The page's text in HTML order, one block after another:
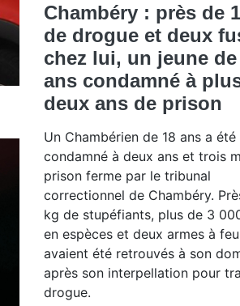
Chambéry : près de
de drogue et deux
chez lui, un jeune de
ans condamné à
deux ans de prison
Un Chambérien de 18 ans a été
condamné à deux ans et trois
prison ferme par le tribunal
correctionnel de Chambéry.
kg de stupéfiants, plus de 3
en espèces et deux armes à feu
avaient été retrouvés à son
après son interpellation pour
drogue.